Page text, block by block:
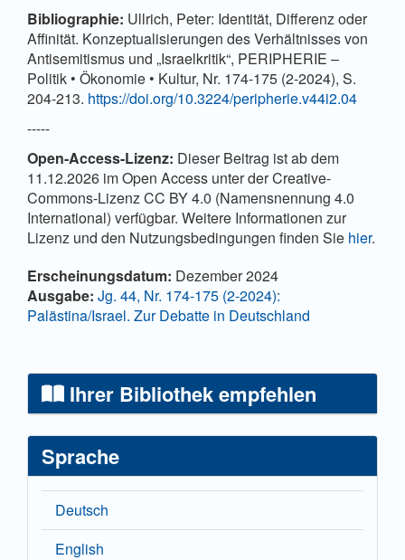
Bibliographie: Ullrich, Peter: Identität, Differenz oder
Affinität. Konzeptualisierungen des Verhältnisses von
Antisemitismus und „Israelkritik“, PERIPHERIE –
Politik • Ökonomie • Kultur, Nr. 174-175 (2-2024), S.
204-213. https://doi.org/10.3224/peripherie.v44i2.04
-----
Open-Access-Lizenz: Dieser Beitrag ist ab dem
11.12.2026 im Open Access unter der Creative-
Commons-Lizenz CC BY 4.0 (Namensnennung 4.0
International) verfügbar. Weitere Informationen zur
Lizenz und den Nutzungsbedingungen finden Sie hier.
Artikel-Details
Erscheinungsdatum: Dezember 2024
Ausgabe: Jg. 44, Nr. 174-175 (2-2024):
Palästina/Israel. Zur Debatte in Deutschland
Ihrer Bibliothek empfehlen
Sprache
Deutsch
English